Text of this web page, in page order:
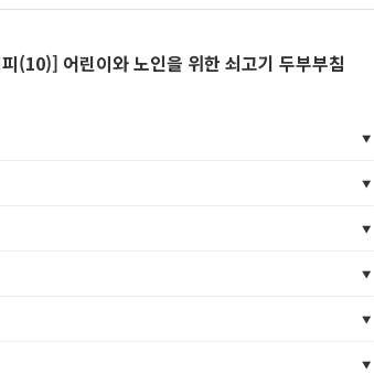
(10)] 어린이와 노인을 위한 쇠고기 두부부침